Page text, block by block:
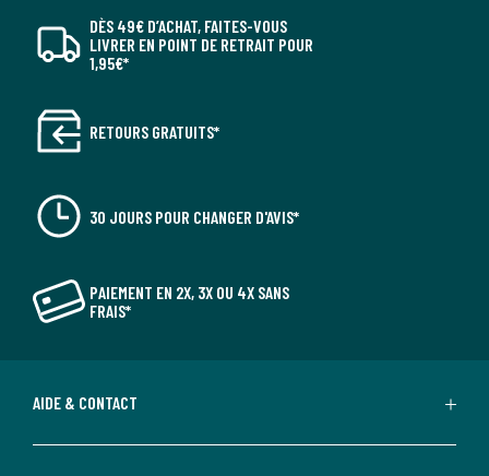
DÈS 49€ D’ACHAT, FAITES-VOUS
LIVRER EN POINT DE RETRAIT POUR
1,95€*
RETOURS GRATUITS*
30 JOURS POUR CHANGER D'AVIS*
PAIEMENT EN 2X, 3X OU 4X SANS
FRAIS*
AIDE & CONTACT